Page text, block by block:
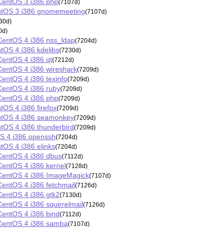
(7107d)
3 i386 gnomemeeting(7107d)
4 i386 nss_ldap(7204d)
4 i386 kdelibs(7230d)
4 i386 qt(7212d)
4 i386 wireshark(7209d)
4 i386 texinfo(7209d)
4 i386 ruby(7209d)
4 i386 php(7209d)
4 i386 firefox(7209d)
4 i386 seamonkey(7209d)
4 i386 thunderbird(7209d)
4 i386 openssh(7204d)
4 i386 elinks(7204d)
4 i386 dbus(7112d)
4 i386 kernel(7128d)
4 i386 ImageMagick(7107d)
4 i386 fetchmail(7126d)
4 i386 gtk2(7130d)
4 i386 squirrelmail(7126d)
4 i386 bind(7112d)
4 i386 samba(7107d)